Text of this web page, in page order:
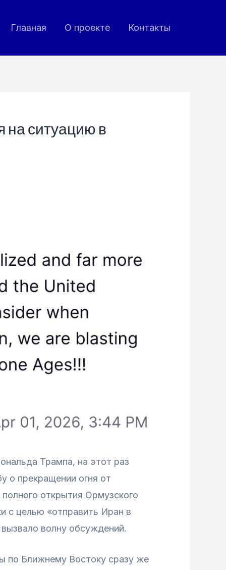
Главная О проекте Контакты
на ситуацию в
Трампа, на этот раз
о прекращении огня от
открытия Ормузского
с целью «отправить Иран в
волну обсуждений.
по Ближнему Востоку сразу же